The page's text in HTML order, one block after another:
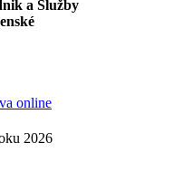
a Služby
2026